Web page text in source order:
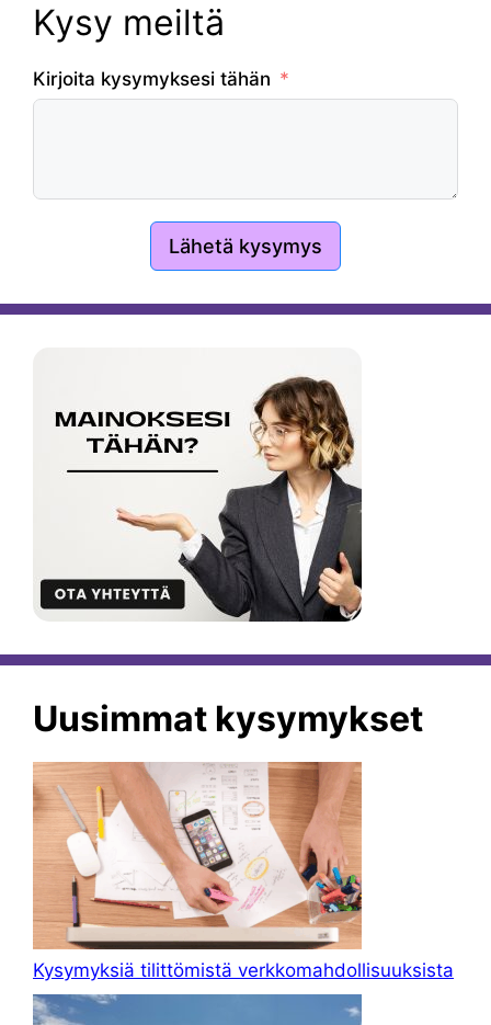
Kysy meiltä
Kirjoita kysymyksesi tähän
Lähetä kysymys
Uusimmat kysymykset
Kysymyksiä tilittömistä verkkomahdollisuuksista